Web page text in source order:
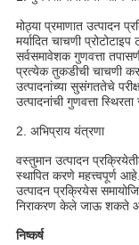
मोठ्या प्रमाणात उत्पादन
मर्यादित चाचणी
सर्वसमावेशक गुणवत्ता
प्रत्येक तुकडीची चाचणी
उत्पादनांच्या सुसंगततेचे
उत्पादनांची गुणवत्ता
2. अभिप्राय यंत्रणा
वस्तुमान उत्पादन
स्थापित करणे महत्त्वपूर्ण
उत्पादन प्रक्रियेस
निराकरण केले जाऊ शकते
निष्कर्ष